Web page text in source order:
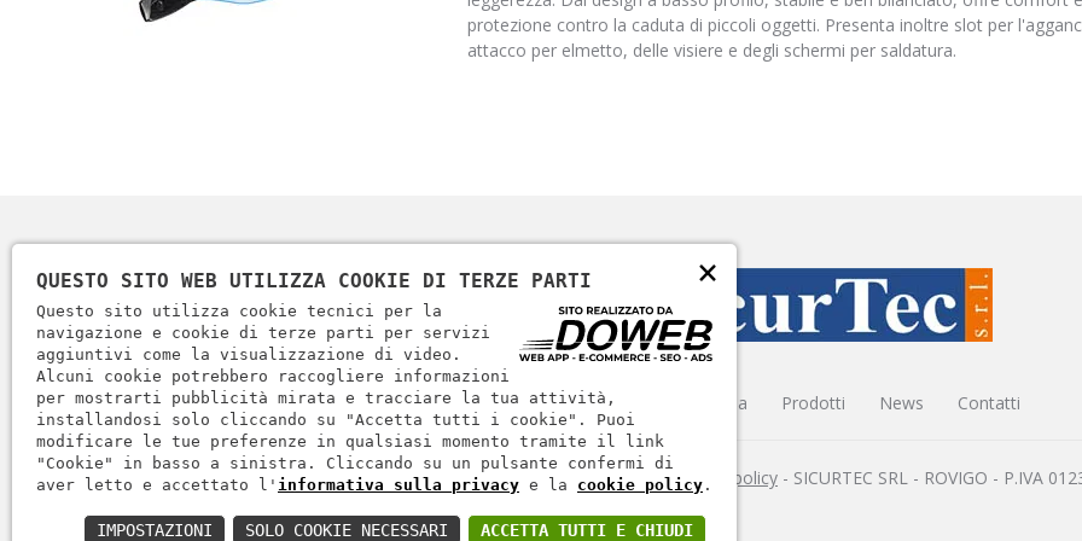
protezione contro la caduta di piccoli oggetti. Presenta inoltre slot per
attacco per elmetto, delle visiere e degli schermi per saldatura.
Home Azienda Prodotti News Contatti
Informativa sulla privacy- Cookie policy - SICURTEC SRL - ROVIGO - P.IVA
×
QUESTO SITO WEB UTILIZZA COOKIE DI TERZE PARTI
Questo sito utilizza cookie tecnici per la
navigazione e cookie di terze parti per servizi
aggiuntivi come la visualizzazione di video.
Alcuni cookie potrebbero raccogliere informazioni
per mostrarti pubblicità mirata e tracciare la tua attività,
installandosi solo cliccando su "Accetta tutti i cookie". Puoi
modificare le tue preferenze in qualsiasi momento tramite il link
"Cookie" in basso a sinistra. Cliccando su un pulsante confermi di
aver letto e accettato l' informativa sulla privacy e la cookie policy .
ACCETTA TUTTI E CHIUDI
SOLO COOKIE NECESSARI
IMPOSTAZIONI